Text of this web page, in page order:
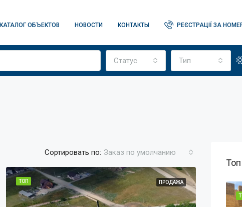
КАТАЛОГ ОБЪЕКТОВ НОВОСТИ КОНТАКТЫ РЕЄСТРАЦІЇ ЗА
Статус Тип
Сортировать по: Заказ по умолчанию
ТОП ПРОДАЖА
ПРОДАЖА
ТОП